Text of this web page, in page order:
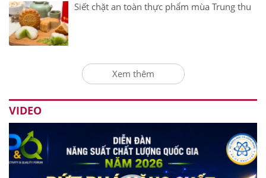
Siết chặt an toàn thực phẩm mùa Trung thu
Xem thêm
VIDEO